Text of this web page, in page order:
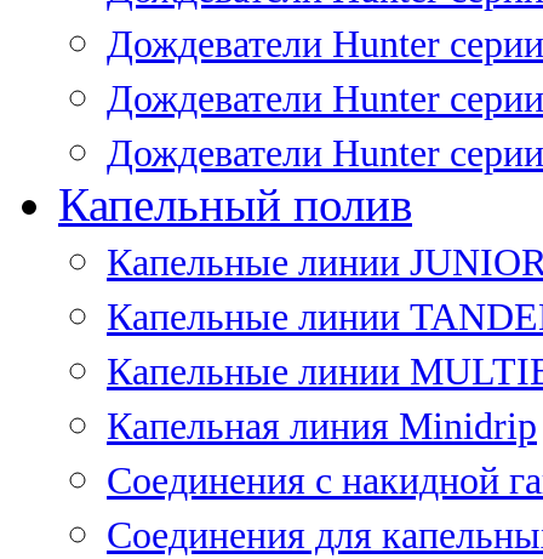
Дождеватели Hunter
Дождеватели Hunter
Дождеватели Hunter
Капельный полив
Капельные линии
Капельные линии
Капельные линии
Капельная линия Minidrip
Соединения с накидной
Соединения для